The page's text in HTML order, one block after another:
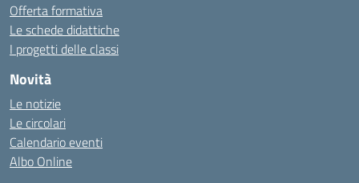
Offerta formativa
Le schede didattiche
I progetti delle classi
Novità
Le notizie
Le circolari
Calendario eventi
Albo Online